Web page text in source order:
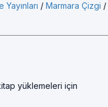
Yayınları / Marmara Çizgi /
yüklemeleri için